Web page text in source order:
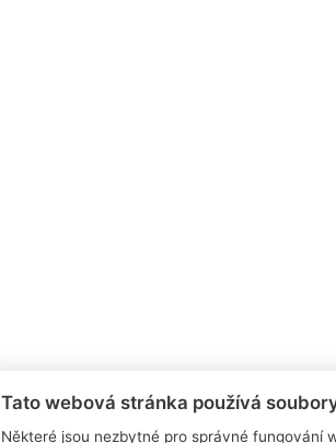
Tato webová stránka používá
Některé jsou nezbytné pro správné fungování